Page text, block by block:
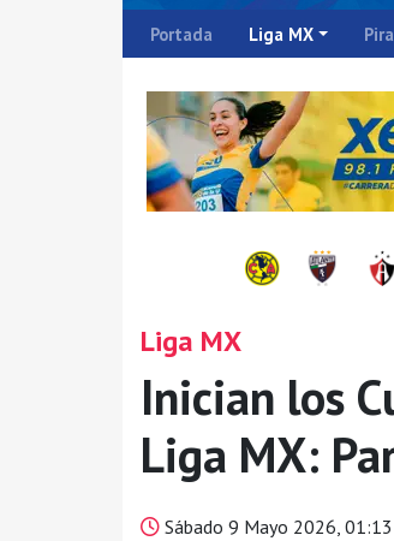
Portada Liga MX
Liga MX
Inician los
Liga MX:
Sábado 9 Mayo 2026,